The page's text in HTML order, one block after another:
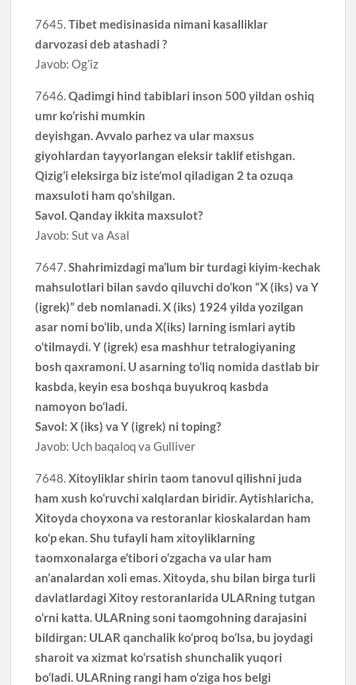
7645.Tibet medisinasida nimani kasalliklar
darvozasi deb atashadi ?
Javob: Og’iz
7646.Qadimgi hind tabiblari inson 500 yildan oshiq
umr ko’rishi mumkin
deyishgan. Avvalo parhez va ular maxsus
giyohlardan tayyorlangan eleksir taklif etishgan.
Qizig’i eleksirga biz iste’mol qiladigan 2 ta ozuqa
maxsuloti ham qo’shilgan.
Savol. Qanday ikkita maxsulot?
Javob: Sut va Asal
7647.Shahrimizdagi ma’lum bir turdagi kiyim-kechak
mahsulotlari bilan savdo qiluvchi do‘kon “X (iks) va Y
(igrek)” deb nomlanadi. X (iks) 1924 yilda yozilgan
asar nomi bo‘lib, unda X(iks) larning ismlari aytib
o‘tilmaydi. Y (igrek) esa mashhur tetralogiyaning
bosh qaxramoni. U asarning to‘liq nomida dastlab bir
kasbda, keyin esa boshqa buyukroq kasbda
namoyon bo‘ladi.
Savol: X (iks) va Y (igrek) ni toping?
Javob: Uch baqaloq va Gulliver
7648.Xitoyliklar shirin taom tanovul qilishni juda
ham xush ko‘ruvchi xalqlardan biridir. Aytishlaricha,
Xitoyda choyxona va restoranlar kioskalardan ham
ko‘p ekan. Shu tufayli ham xitoyliklarning
taomxonalarga e’tibori o‘zgacha va ular ham
an’analardan xoli emas. Xitoyda, shu bilan birga turli
davlatlardagi Xitoy restoranlarida ULARning tutgan
o‘rni katta. ULARning soni taomgohning darajasini
bildirgan: ULAR qanchalik ko‘proq bo‘lsa, bu joydagi
sharoit va xizmat ko‘rsatish shunchalik yuqori
bo‘ladi. ULARning rangi ham o‘ziga hos belgi